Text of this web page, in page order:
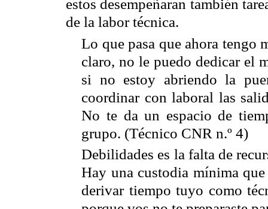
estos desempeñaran también
de la labor técnica.
Lo que pasa que ahora
claro, no le puedo dedicar el
si no estoy abriendo la
coordinar con laboral las
No te da un espacio de
grupo. (Técnico CNR n.º 4)
Debilidades es la falta de
Hay una custodia mínima
derivar tiempo tuyo como